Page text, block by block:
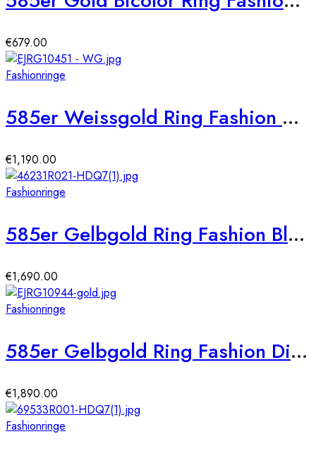
€679.00
Fashionringe
585er Weissgold Ring Fashion Diamanten ca. 0,44 ct. Gr. 54
€1,190.00
Fashionringe
585er Gelbgold Ring Fashion Blüte Diamant ca. 0,64 ct. Gr. 54
€1,690.00
Fashionringe
585er Gelbgold Ring Fashion Diamant ca. 0,42 ct. Gr. 56
€1,890.00
Fashionringe